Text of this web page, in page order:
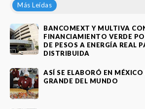
Más Leídas
BANCOMEXT Y MULTIVA
FINANCIAMIENTO VERDE
DE PESOS A ENERGÍA REAL
DISTRIBUIDA
ASÍ SE ELABORÓ EN
GRANDE DEL MUNDO